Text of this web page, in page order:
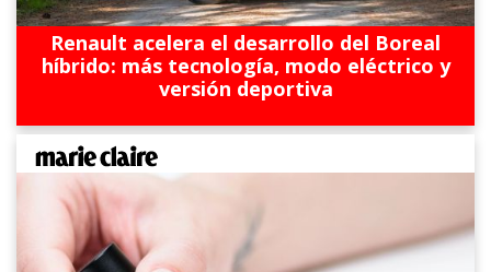
Renault acelera el desarrollo del Boreal
híbrido: más tecnología, modo eléctrico y
versión deportiva